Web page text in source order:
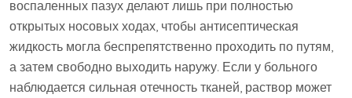
воспаленных пазух делают лишь при полностью
открытых носовых ходах, чтобы антисептическая
жидкость могла беспрепятственно проходить по путям,
а затем свободно выходить наружу. Если у больного
наблюдается сильная отечность тканей, раствор может